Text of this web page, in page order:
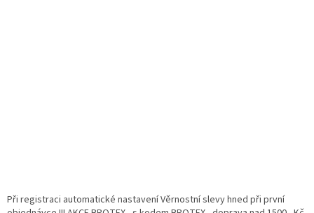
Při registraci automatické nastavení Věrnostní slevy hned při první